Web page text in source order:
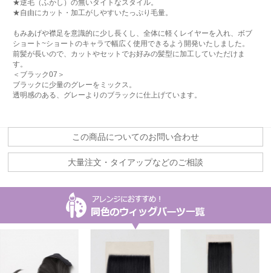
★逆毛（ふかし）の無いタイトなスタイル。
★自由にカット・加工がしやすいたっぷり毛量。
もみあげや襟足を意識的に少し長くし、全体に軽くレイヤーを入れ、ボブ
ショート~ショートのキャラで幅広く使用できるよう開発いたしました。
前髪が長いので、カットやセットでお好みの髪型に加工していただけま
す。
＜ブラック07＞
ブラックに少量のグレーをミックス。
透明感のある、グレーよりのブラックに仕上げています。
この商品についてのお問い合わせ
大量注文・タイアップなどのご相談